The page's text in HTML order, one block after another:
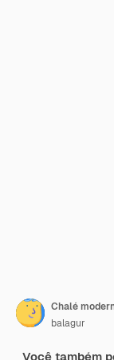
Chalé
balagur
Você também